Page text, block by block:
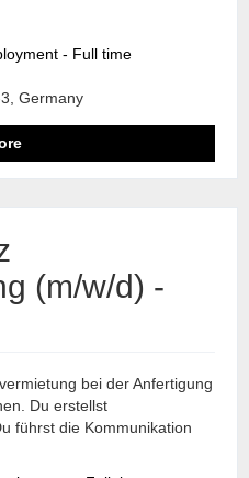
- Full time
Germany
(m/w/d) -
bei der Anfertigung
Du erstellst
führst die Kommunikation